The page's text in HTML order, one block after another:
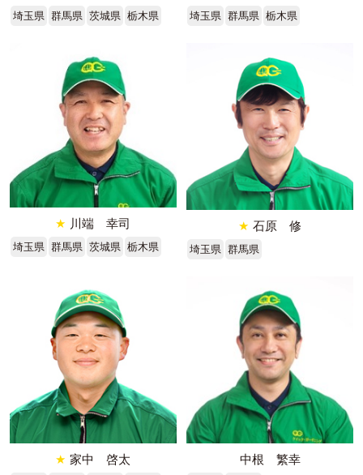
埼玉県 群馬県 茨城県 栃木県 埼玉県 群馬県 栃木県
★ 川端 幸司
埼玉県 群馬県 茨城県 栃木県
★ 石原 修
埼玉県 群馬県
★ 家中 啓太 中根 繁幸